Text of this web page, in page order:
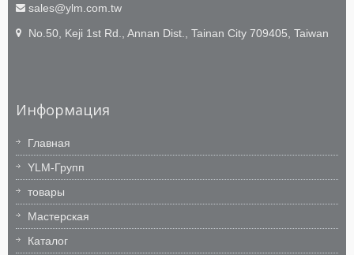
sales@ylm.com.tw
No.50, Keji 1st Rd., Annan Dist., Tainan City 709405, Taiwan
Информация
Главная
YLM-Групп
товары
Мастерская
Каталог